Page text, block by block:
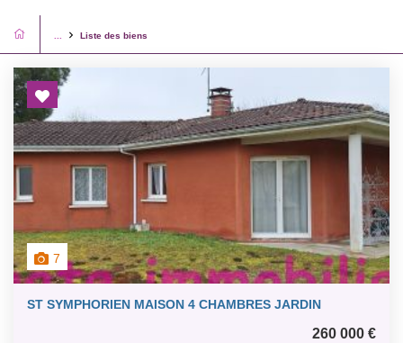
... Liste des biens
7
ST SYMPHORIEN MAISON 4 CHAMBRES JARDIN
260 000 €